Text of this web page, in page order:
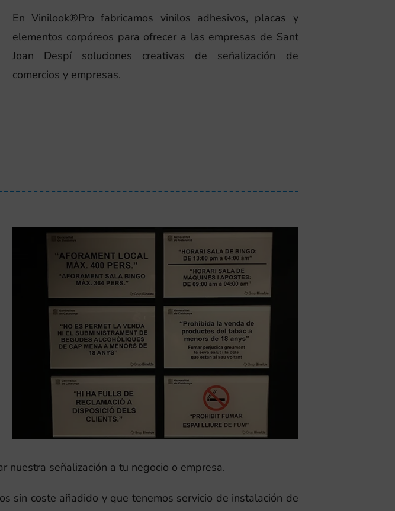
En Vinilook®Pro fabricamos vinilos adhesivos, placas y
elementos corpóreos para ofrecer a las empresas de Sant
Joan Despí soluciones creativas de señalización de
comercios y empresas.
nuestra señalización a tu negocio o empresa.
sin coste añadido y que tenemos servicio de instalación de